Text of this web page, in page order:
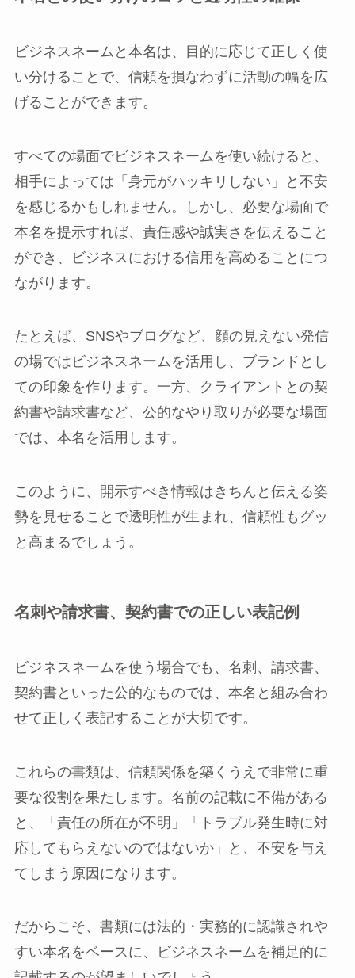
ビジネスネームと本名は、目的に応じて正しく使
い分けることで、信頼を損なわずに活動の幅を広
げることができます。
すべての場面でビジネスネームを使い続けると、
相手によっては「身元がハッキリしない」と不安
を感じるかもしれません。しかし、必要な場面で
本名を提示すれば、責任感や誠実さを伝えること
ができ、ビジネスにおける信用を高めることにつ
ながります。
たとえば、SNSやブログなど、顔の見えない発信
の場ではビジネスネームを活用し、ブランドとし
ての印象を作ります。一方、クライアントとの契
約書や請求書など、公的なやり取りが必要な場面
では、本名を活用します。
このように、開示すべき情報はきちんと伝える姿
勢を見せることで透明性が生まれ、信頼性もグッ
と高まるでしょう。
名刺や請求書、契約書での正しい表記例
ビジネスネームを使う場合でも、名刺、請求書、
契約書といった公的なものでは、本名と組み合わ
せて正しく表記することが大切です。
これらの書類は、信頼関係を築くうえで非常に重
要な役割を果たします。名前の記載に不備がある
と、「責任の所在が不明」「トラブル発生時に対
応してもらえないのではないか」と、不安を与え
てしまう原因になります。
だからこそ、書類には法的・実務的に認識されや
すい本名をベースに、ビジネスネームを補足的に